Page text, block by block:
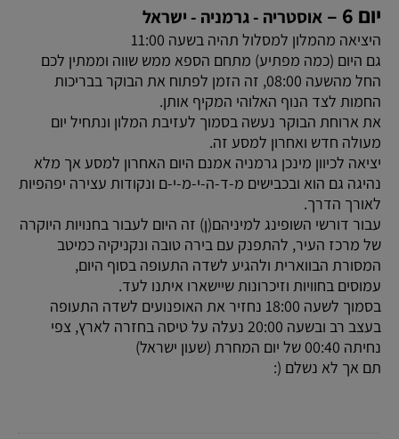
יום 6 – אוסטריה - גרמניה - ישראל
היציאה מהמלון למסלול תהיה בשעה 11:00
גם היום (כמה מפתיע) מתחם הספא ממש שווה וממתין לכם
החל מהשעה 08:00, זה הזמן לפתוח את הבוקר בבריכות
החמות לצד הנוף האלוהי המקיף אותן.
את ארוחת הבוקר נעשה בסמוך לעזיבת המלון ונתחיל יום
מעולה חדש ואחרון למסע זה.
יציאה לכיוון מינכן גרמניה אמנם היום האחרון למסע אך מלא
נהיגה גם הוא ובכבישים מ-ד-ה-י-מ-י-ם ונקודות עצירה יפהפיות
לאורך הדרך.
עבור דורשי השופינג למיניהם(ן) זה היום לעבור בחנויות היוקרה
של מרכז העיר, להתפנק עם בירה טובה ונקניקיה כמיטב
המסורת הבווארית ולהגיע לשדה התעופה בסוף היום,
עמוסים בחוויות וזיכרונות שיישארו איתנו לעד.
בסמוך לשעה 18:00 נחזיר את האופנועים לשדה התעופה
בעצב רב ובשעה 20:00 נעלה על טיסה בחזרה לארץ, צפי
נחיתה 00:40 של יום המחרת (שעון ישראל)
תם אך לא נשלם (: